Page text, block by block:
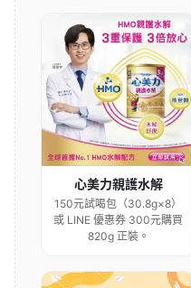
心美力親護水解
150元試喝包（30.8g×8）
或 LINE 優惠券 300元購買
820g 正裝。